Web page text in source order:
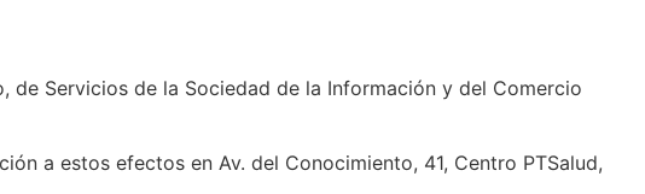
Servicios de la Sociedad de la Información y del Comercio
a estos efectos en Av. del Conocimiento, 41, Centro PTSalud,